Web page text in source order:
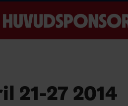
21-27 2014